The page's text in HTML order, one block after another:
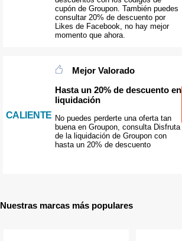
cupón de Groupon. También puedes
consultar 20% de descuento por
Likes de Facebook, no hay mejor
momento que ahora.
CALIENTE
Mejor Valorado
Hasta un 20% de descuento en
liquidación
No puedes perderte una oferta tan
buena en Groupon, consulta Disfruta
de la liquidación de Groupon con
hasta un 20% de descuento
Nuestras marcas más populares